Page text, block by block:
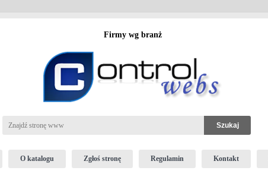
Firmy wg branż
O katalogu Zgłoś stronę Regulamin Kontakt